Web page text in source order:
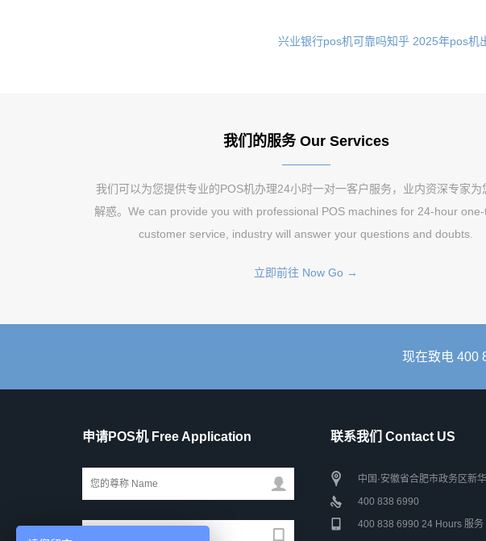
兴业银行pos机可靠吗知乎 2025年pos机
我们的服务 Our Services
我们可以为您提供专业的POS机办理24小时一对一客户服务，业内资深专家为
解惑。We can provide you with professional POS machines for 24-hour
customer service, industry will answer your questions and doubts.
立即前往 Now Go →
现在致电 400
申请POS机 Free Application 联系我们 Contact US
中国·安徽省合肥市政务区新
400 838 6990
400 838 6990 24 Hours 服务